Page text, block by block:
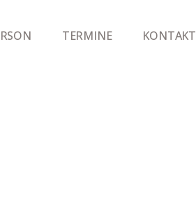
TERMINE KONTAKT